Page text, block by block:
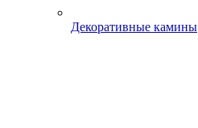
Декоративные камины